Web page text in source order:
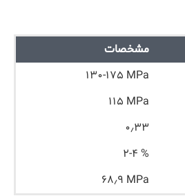
مشخصات
۱۳۰-۱۷۵ MPa
۱۱۵ MPa
۰٫۳۳
۲-۴ %
۶۸٫۹ MPa